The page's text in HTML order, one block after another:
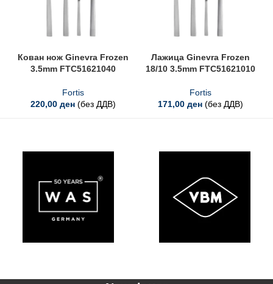
Кован нож Ginevra Frozen
3.5mm FTC51621040
Fortis
220,00 ден (без ДДВ)
Лажица Ginevra Frozen
18/10 3.5mm FTC51621010
Fortis
171,00 ден (без ДДВ)